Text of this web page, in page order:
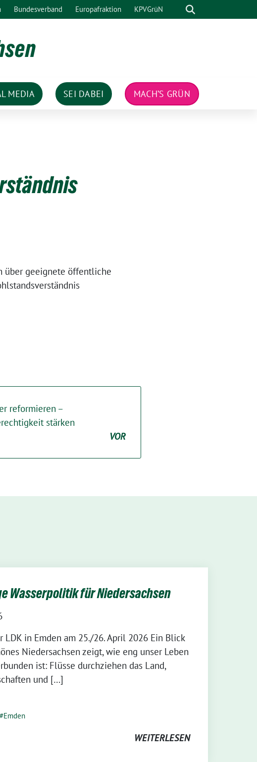
Bundesverband Europafraktion KPVGrüN Suche
MEDIA SEI DABEI MACH’S GRÜN
über geeignete öffentliche
reformieren –
stärken
VOR
Wasserpolitik für Niedersachsen
LDK in Emden am 25./26. April 2026 Ein Blick
Niedersachsen zeigt, wie eng unser Leben
ist: Flüsse durchziehen das Land,
und […]
Emden
WEITERLESEN